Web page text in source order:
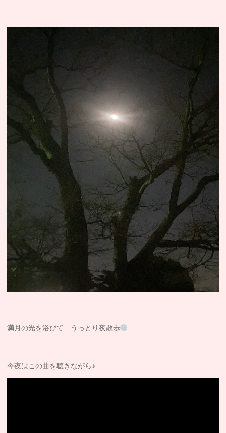
満月の光を浴びて うっとり夜散歩
今夜はこの曲を聴きながら♪